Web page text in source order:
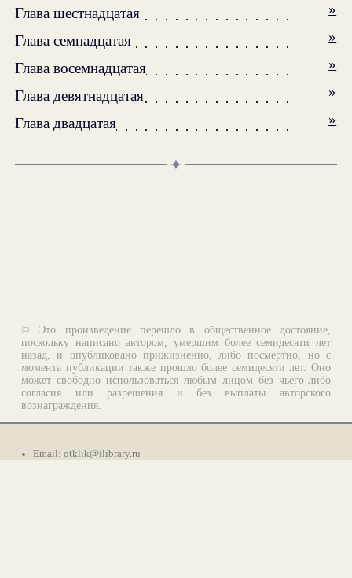
Глава шестнадцатая
»
Глава семнадцатая
»
Глава восемнадцатая
»
Глава девятнадцатая
»
Глава двадцатая
»
✦
© Это произведение перешло в общественное достояние,
поскольку написано автором, умершим более семидесяти лет
назад, и опубликовано прижизненно, либо посмертно, но с
момента публикации также прошло более семидесяти лет. Оно
может свободно использоваться любым лицом без чьего-либо
согласия или разрешения и без выплаты авторского
вознаграждения.
Email: otklik@ilibrary.ru